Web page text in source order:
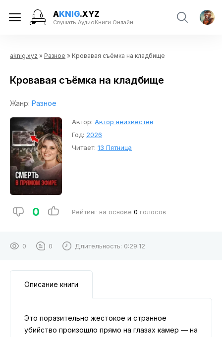
AKNIG.XYZ
Слушать АудиоКниги Онлайн
aknig.xyz » Разное » Кровавая съёмка на кладбище
Кровавая съёмка на кладбище
Жанр: Разное
Автор: Автор неизвестен
Год: 2026
Читает: 13 Пятница
0 Рейтинг на основе 0 голосов
0 0 Длительность: 0:29:12
Описание книги
Это поразительно жестокое и странное
убийство произошло прямо на глазах камер — на